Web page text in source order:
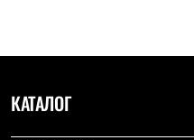
Брюки
Лёгкая одежда
КАТАЛОГ